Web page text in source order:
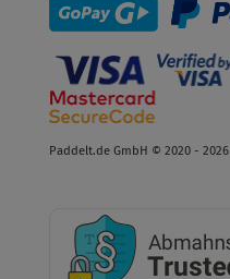
Paddelt.de GmbH © 2020 - 2026